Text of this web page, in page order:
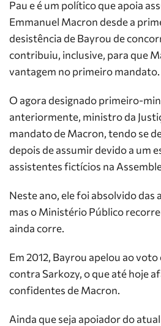
Pau e é um político que apoia
Emmanuel Macron desde a
desistência de Bayrou de
contribuiu, inclusive, para que
vantagem no primeiro mandato.
O agora designado primeiro-
anteriormente, ministro da
mandato de Macron, tendo se
depois de assumir devido a um
assistentes fictícios na
Neste ano, ele foi absolvido das
mas o Ministério Público
ainda corre.
Em 2012, Bayrou apelou ao
contra Sarkozy, o que até hoje
confidentes de Macron.
Ainda que seja apoiador do